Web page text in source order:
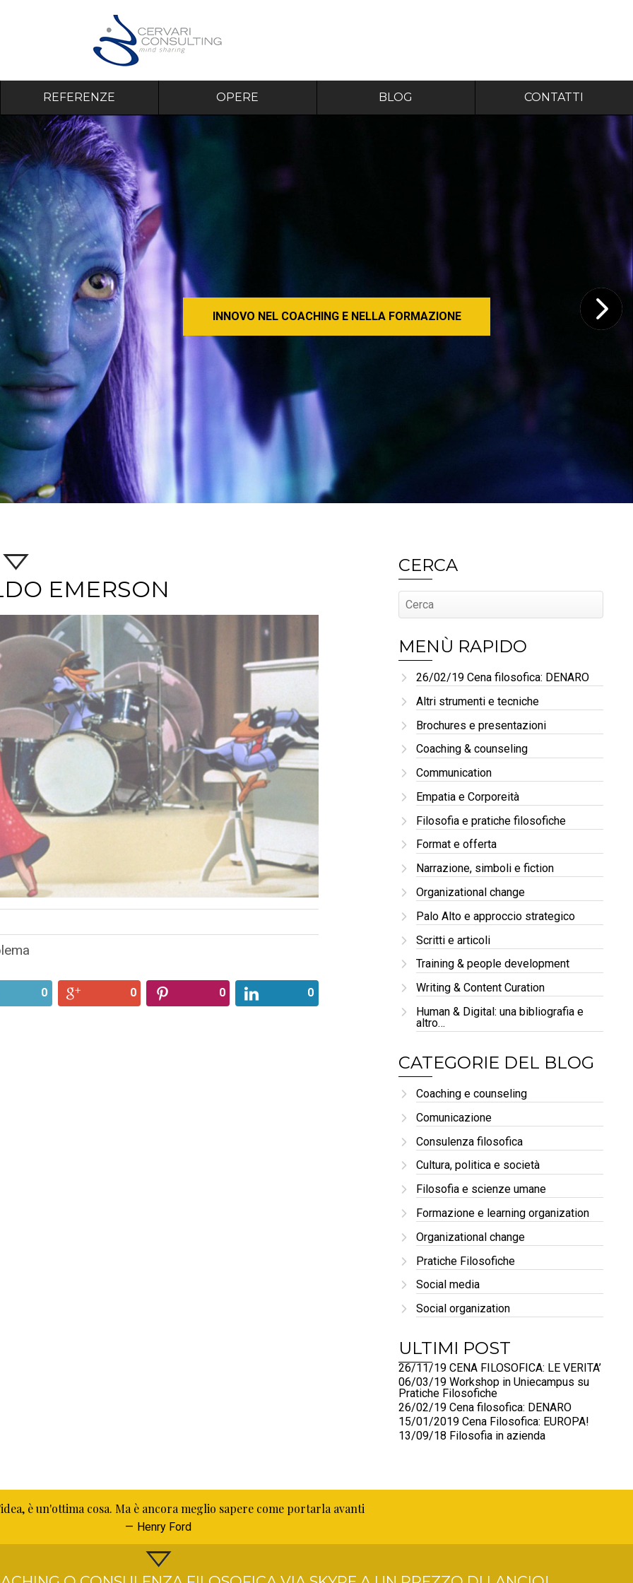
REFERENZE OPERE BLOG CONTATTI
INNOVO NEL COACHING E NELLA FORMAZIONE
EMERSON
0 0 0 0
CERCA
MENÙ RAPIDO
26/02/19 Cena filosofica: DENARO
Altri strumenti e tecniche
Brochures e presentazioni
Coaching & counseling
Communication
Empatia e Corporeità
Filosofia e pratiche filosofiche
Format e offerta
Narrazione, simboli e fiction
Organizational change
Palo Alto e approccio strategico
Scritti e articoli
Training & people development
Writing & Content Curation
Human & Digital: una bibliografia e
altro…
CATEGORIE DEL BLOG
Coaching e counseling
Comunicazione
Consulenza filosofica
Cultura, politica e società
Filosofia e scienze umane
Formazione e learning organization
Organizational change
Pratiche Filosofiche
Social media
Social organization
ULTIMI POST
26/11/19 CENA FILOSOFICA: LE VERITA’
06/03/19 Workshop in Uniecampus su
Pratiche Filosofiche
26/02/19 Cena filosofica: DENARO
15/01/2019 Cena Filosofica: EUROPA!
13/09/18 Filosofia in azienda
è un'ottima cosa. Ma è ancora meglio sapere come portarla avanti
Henry Ford